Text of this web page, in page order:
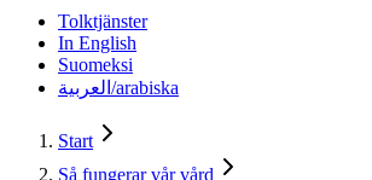
Tolktjänster
In English
Suomeksi
العربية/arabiska
Start
Så fungerar vår vård